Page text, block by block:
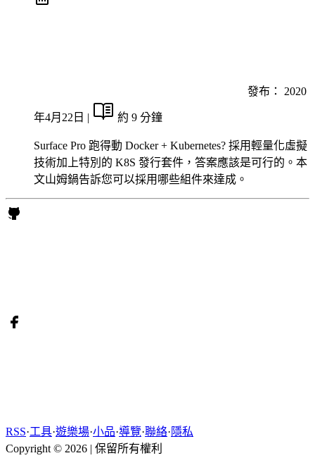
發布： 2020
年4月22日 | 約 9 分鐘
Surface Pro 跑得動 Docker + Kubernetes? 採用輕量化虛擬
技術加上特別的 K8S 發行套件，答案應該是可行的。本
文山姆鍋告訴您可以採用哪些組件來達成。
RSS·工具·遊樂場·小品·導覽·聯絡·隱私
Copyright © 2026 | 保留所有權利